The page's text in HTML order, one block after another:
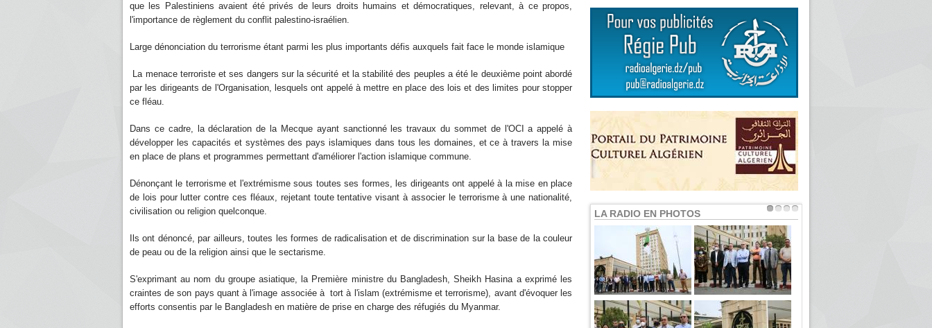
que les Palestiniens avaient été privés de leurs droits humains et démocratiques, relevant, à ce propos,
l'importance de règlement du conflit palestino-israélien.
Large dénonciation du terrorisme étant parmi les plus importants défis auxquels fait face le monde islamique
La menace terroriste et ses dangers sur la sécurité et la stabilité des peuples a été le deuxième point abordé
par les dirigeants de l'Organisation, lesquels ont appelé à mettre en place des lois et des limites pour stopper
ce fléau.
Dans ce cadre, la déclaration de la Mecque ayant sanctionné les travaux du sommet de l'OCI a appelé à
développer les capacités et systèmes des pays islamiques dans tous les domaines, et ce à travers la mise
en place de plans et programmes permettant d'améliorer l'action islamique commune.
Dénonçant le terrorisme et l'extrémisme sous toutes ses formes, les dirigeants ont appelé à la mise en place
de lois pour lutter contre ces fléaux, rejetant toute tentative visant à associer le terrorisme à une nationalité,
civilisation ou religion quelconque.
Ils ont dénoncé, par ailleurs, toutes les formes de radicalisation et de discrimination sur la base de la couleur
de peau ou de la religion ainsi que le sectarisme.
S'exprimant au nom du groupe asiatique, la Première ministre du Bangladesh, Sheikh Hasina a exprimé les
craintes de son pays quant à l'image associée à tort à l'islam (extrémisme et terrorisme), avant d'évoquer les
efforts consentis par le Bangladesh en matière de prise en charge des réfugiés du Myanmar.
LA RADIO EN PHOTOS